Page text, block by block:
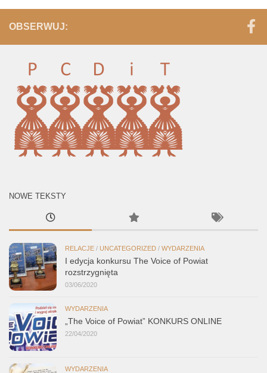
OBSERWUJ:
NOWE TEKSTY
RELACJE / UNCATEGORIZED / WYDARZENIA
I edycja konkursu The Voice of Powiat
rozstrzygnięta
03/06/2020
WYDARZENIA
„The Voice of Powiat” KONKURS ONLINE
22/04/2020
WYDARZENIA